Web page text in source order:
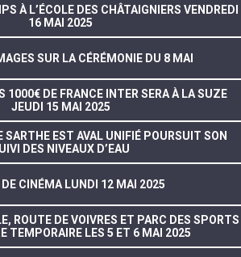
À L’ÉCOLE DES CHÂTAIGNIERS VENDREDI
16 MAI 2025
SUR LA CÉRÉMONIE DU 8 MAI
1000€ DE FRANCE INTER SERA À LA SUZE
JEUDI 15 MAI 2025
SARTHE EST AVAL UNIFIÉ POURSUIT SON
DES NIVEAUX D’EAU
DE CINÉMA LUNDI 12 MAI 2025
ROUTE DE VOIVRES ET PARC DES SPORTS
TEMPORAIRE LES 5 ET 6 MAI 2025